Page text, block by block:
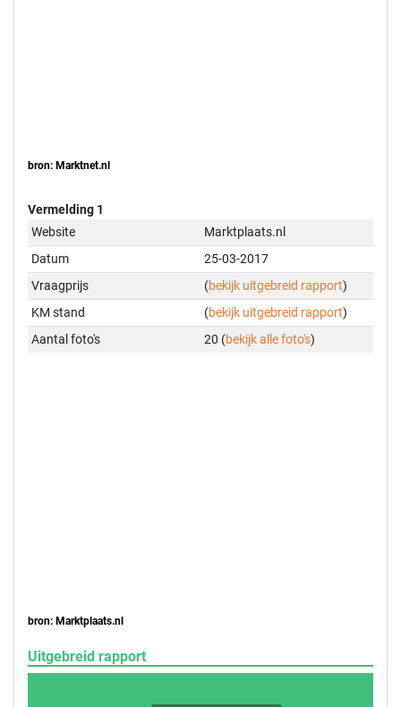
bron: Marktnet.nl
Vermelding 1
Website
Marktplaats.nl
Datum
25-03-2017
Vraagprijs
(bekijk uitgebreid rapport)
KM stand
(bekijk uitgebreid rapport)
Aantal foto's
20 (bekijk alle foto's)
bron: Marktplaats.nl
Uitgebreid rapport